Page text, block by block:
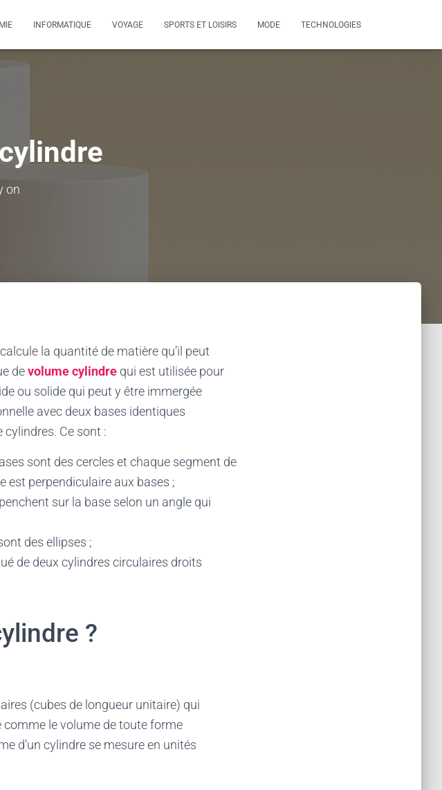
INFORMATIQUE VOYAGE SPORTS ET LOISIRS MODE TECHNOLOGIES
on
la quantité de matière qu’il peut
devolume cylindre qui est utilisée pour
ou solide qui peut y être immergée
avec deux bases identiques
Ce sont :
sont des cercles et chaque segment de
est perpendiculaire aux bases ;
sur la base selon un angle qui
des ellipses ;
de deux cylindres circulaires droits
?
(cubes de longueur unitaire) qui
comme le volume de toute forme
d’un cylindre se mesure en unités